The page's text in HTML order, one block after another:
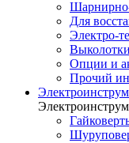
Для
Электро-
Опции и
Прочий